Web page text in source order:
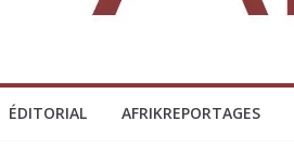
ÉDITORIAL AFRIKREPORTAGES